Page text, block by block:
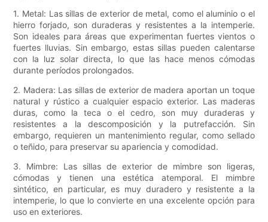
1. Metal: Las sillas de exterior de metal, como el aluminio o el
hierro forjado, son duraderas y resistentes a la intemperie.
Son ideales para áreas que experimentan fuertes vientos o
fuertes lluvias. Sin embargo, estas sillas pueden calentarse
con la luz solar directa, lo que las hace menos cómodas
durante períodos prolongados.
2. Madera: Las sillas de exterior de madera aportan un toque
natural y rústico a cualquier espacio exterior. Las maderas
duras, como la teca o el cedro, son muy duraderas y
resistentes a la descomposición y la putrefacción. Sin
embargo, requieren un mantenimiento regular, como sellado
o teñido, para preservar su apariencia y comodidad.
3. Mimbre: Las sillas de exterior de mimbre son ligeras,
cómodas y tienen una estética atemporal. El mimbre
sintético, en particular, es muy duradero y resistente a la
intemperie, lo que lo convierte en una excelente opción para
uso en exteriores.